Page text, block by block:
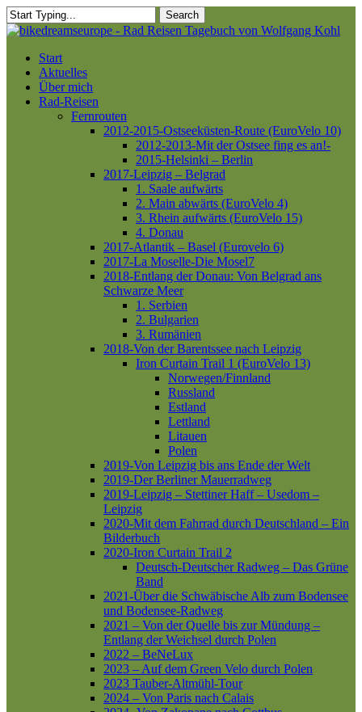
Skip
to
content
Search
Close
Menu
Start
Aktuelles
Über mich
Rad-Reisen
Fernrouten
2012-2015-Ostseeküsten-Route (EuroVelo 10)
2012-2013-Mit der Ostsee fing es an!-
2015-Helsinki – Berlin
2017-Leipzig – Belgrad
1. Saale aufwärts
2. Main abwärts (EuroVelo 4)
3. Rhein aufwärts (EuroVelo 15)
4. Donau
2017-Atlantik – Basel (Eurovelo 6)
2017-La Moselle-Die Mosel7
2018-Entlang der Donau: Von Belgrad ans
Schwarze Meer
1. Serbien
2. Bulgarien
3. Rumänien
2018-Von der Barentssee nach Leipzig
Iron Curtain Trail 1 (EuroVelo 13)
Norwegen/Finnland
Russland
Estland
Lettland
Litauen
Polen
2019-Von Leipzig bis ans Ende der Welt
2019-Der Berliner Mauerradweg
2019-Leipzig – Stettiner Haff – Usedom –
Leipzig
2020-Mit dem Fahrrad durch Deutschland – Ein
Bilderbuch
2020-Iron Curtain Trail 2
Deutsch-Deutscher Radweg – Das Grüne
Band
2021-Über die Schwäbische Alb zum Bodensee
und Bodensee-Radweg
2021 – Von der Quelle bis zur Mündung –
Entlang der Weichsel durch Polen
2022 – BeNeLux
2023 – Auf dem Green Velo durch Polen
2023 Tauber-Altmühl-Tour
2024 – Von Paris nach Calais